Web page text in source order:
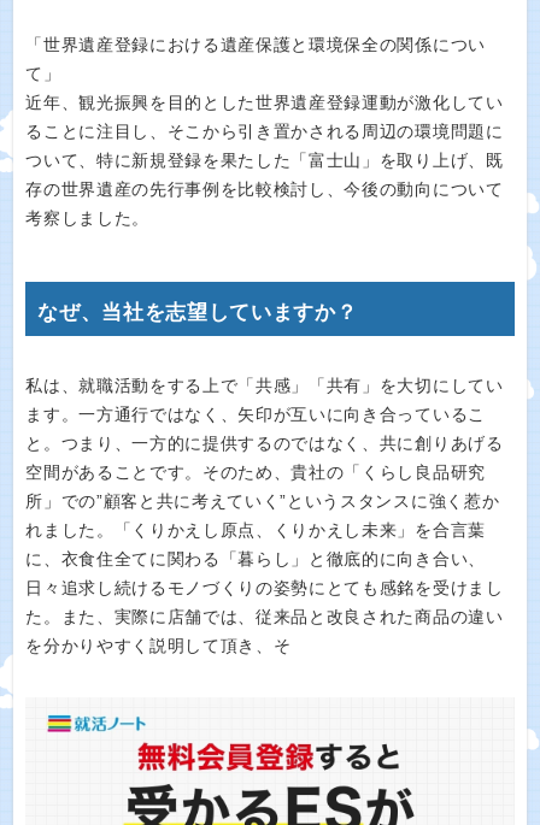
「世界遺産登録における遺産保護と環境保全の関係につい
て」
近年、観光振興を目的とした世界遺産登録運動が激化してい
ることに注目し、そこから引き置かされる周辺の環境問題に
ついて、特に新規登録を果たした「富士山」を取り上げ、既
存の世界遺産の先行事例を比較検討し、今後の動向について
考察しました。
なぜ、当社を志望していますか？
私は、就職活動をする上で「共感」「共有」を大切にしてい
ます。一方通行ではなく、矢印が互いに向き合っているこ
と。つまり、一方的に提供するのではなく、共に創りあげる
空間があることです。そのため、貴社の「くらし良品研究
所」での”顧客と共に考えていく”というスタンスに強く惹か
れました。「くりかえし原点、くりかえし未来」を合言葉
に、衣食住全てに関わる「暮らし」と徹底的に向き合い、
日々追求し続けるモノづくりの姿勢にとても感銘を受けまし
た。また、実際に店舗では、従来品と改良された商品の違い
を分かりやすく説明して頂き、そ